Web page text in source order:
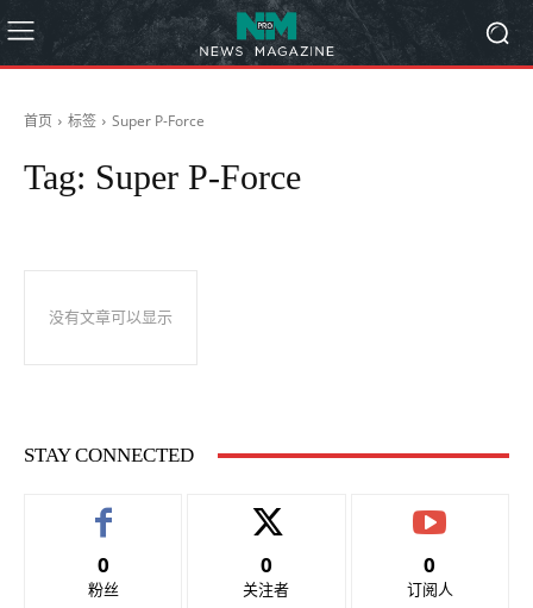
首页 标签 Super P-Force
Tag: Super P-Force
没有文章可以显示
STAY CONNECTED
0
粉丝
0
关注者
0
订阅人